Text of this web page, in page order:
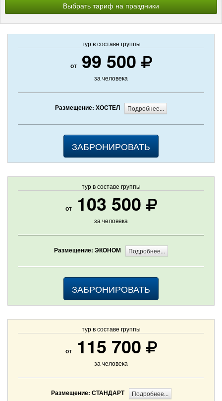
Выбрать тариф на праздники
тур в составе группы
от99 500
за человека
Размещение: ХОСТЕЛ Подробнее...
ЗАБРОНИРОВАТЬ
тур в составе группы
от103 500
за человека
Размещение: ЭКОНОМ Подробнее...
ЗАБРОНИРОВАТЬ
тур в составе группы
от115 700
за человека
Размещение: СТАНДАРТ Подробнее...